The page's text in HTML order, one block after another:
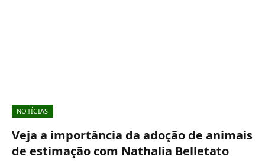
NOTÍCIAS
Veja a importância da adoção de animais
de estimação com Nathalia Belletato